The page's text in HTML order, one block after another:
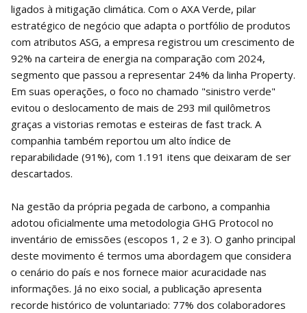
ligados à mitigação climática. Com o AXA Verde, pilar
estratégico de negócio que adapta o portfólio de produtos
com atributos ASG, a empresa registrou um crescimento de
92% na carteira de energia na comparação com 2024,
segmento que passou a representar 24% da linha Property.
Em suas operações, o foco no chamado "sinistro verde"
evitou o deslocamento de mais de 293 mil quilômetros
graças a vistorias remotas e esteiras de fast track. A
companhia também reportou um alto índice de
reparabilidade (91%), com 1.191 itens que deixaram de ser
descartados.
Na gestão da própria pegada de carbono, a companhia
adotou oficialmente uma metodologia GHG Protocol no
inventário de emissões (escopos 1, 2 e 3). O ganho principal
deste movimento é termos uma abordagem que considera
o cenário do país e nos fornece maior acuracidade nas
informações. Já no eixo social, a publicação apresenta
recorde histórico de voluntariado: 77% dos colaboradores